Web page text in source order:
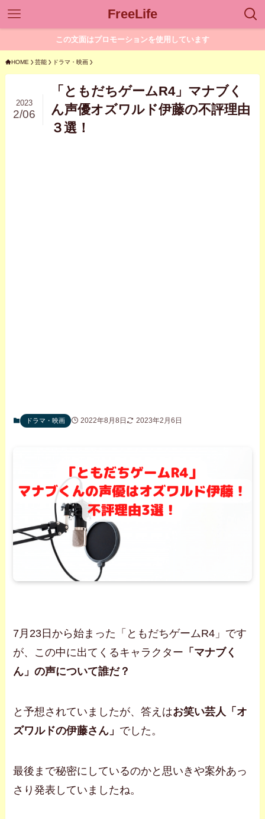
FreeLife
この文面はプロモーションを使用しています
HOME 芸能 ドラマ・映画
「ともだちゲームR4」マナブく
ん声優オズワルド伊藤の不評理由
３選！
2023
2/06
ドラマ・映画 2022年8月8日 2023年2月6日
7月23日から始まった「ともだちゲームR4」です
が、この中に出てくるキャラクター 「マナブく
ん」の声について誰だ？
と予想されていましたが、答えはお笑い芸人「オ
ズワルドの伊藤さん」 でした。
最後まで秘密にしているのかと思いきや案外あっ
さり発表していましたね。